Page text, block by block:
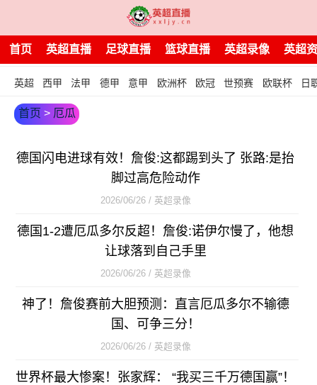
首页 英超直播 足球直播 篮球直播 英超录像 英超
英超 西甲 法甲 德甲 意甲 欧洲杯 欧冠 世预赛 欧联杯 日
首页 > 厄瓜
德国闪电进球有效！詹俊:这都踢到头了 张路:是抬
脚过高危险动作
2026/06/26 / 英超录像
德国1-2遭厄瓜多尔反超！詹俊:诺伊尔慢了，他想
让球落到自己手里
2026/06/26 / 英超录像
神了！詹俊赛前大胆预测：直言厄瓜多尔不输德
国、可争三分！
2026/06/26 / 英超录像
世界杯最大惨案！张家辉： “我买三千万德国赢”！